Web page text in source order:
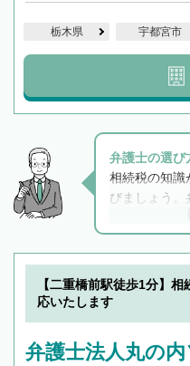
栃木県 宇都宮市
弁護士の選び
相続税の知識
びましょう。
と他士業と
解決のみなら
できます。ま
でフィーリン
で複数の弁護
【二重橋前駅徒歩1分】
応いたします
弁護士法人丸の